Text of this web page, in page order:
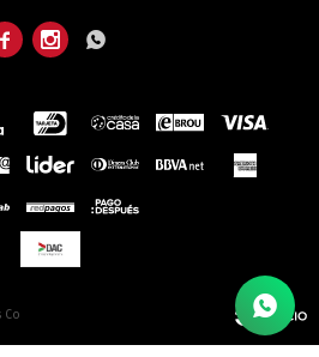
  
Co